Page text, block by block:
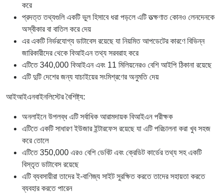
করে
প্রদত্ত তথ্যগুলি একটি ভুল হিসাবে ধরা পড়লে এটি তত্ক্ষণাত কোনও লেনদেনকে
অস্বীকার বা বাতিল করে দেয়
এর একটি নির্ভরযোগ্য ডাটাবেস রয়েছে যা নিয়মিত আপডেটের কারণে বিভিন্ন
জারিকারীদের থেকে বিআইএন তথ্য সরবরাহ করে
এটিতে 340,000 বিআইএন এবং 11 মিলিয়নেরও বেশি আইপি ঠিকানা রয়েছে
এটি দুটি দেশের জন্য যাচাইয়ের সংমিশ্রণের অনুমতি দেয়
আইআইএনবাইনলিস্টের বৈশিষ্ট্য:
অনলাইনে উপলব্ধ এটি সর্বাধিক আরামদায়ক বিআইএন পরীক্ষক
এটিতে একটি সাধারণ ইউজার ইন্টারফেস রয়েছে যা এটি পরিচালনা করা খুব সহজ
করে তোলে
এটিতে 350,000 এরও বেশি ডেবিট এবং ক্রেডিট কার্ডের তথ্য সহ একটি
বিস্তৃত ডাটাবেস রয়েছে
এটি ব্যবসায়ীরা তাদের ই-বাণিজ্য সাইট সুরক্ষিত করতে তাদের সহায়তা করতে
ব্যবহার করতে পারেন